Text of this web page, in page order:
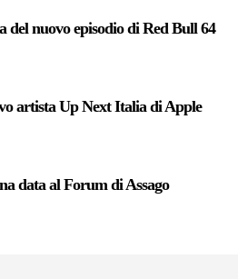
nuovo episodio di Red Bull 64
artista Up Next Italia di Apple
data al Forum di Assago